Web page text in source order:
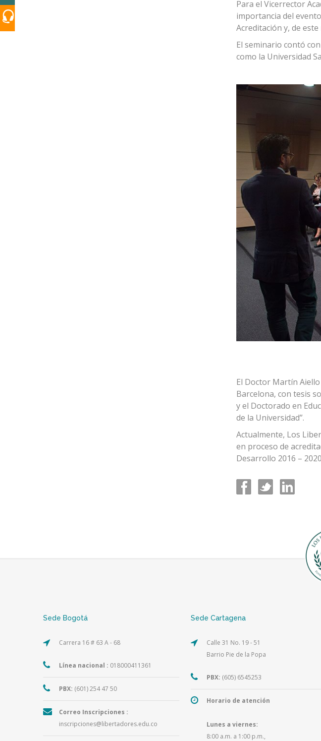
Para el Vicerrector
importancia del
Acreditación y, de
El seminario contó
como la Universidad
El Doctor Martín
Barcelona, con tesis
y el Doctorado en
de la Universidad”.
Actualmente, Los
en proceso de
Desarrollo 2016 –
Sede Bogotá
Carrera 16 # 63 A - 68
Línea nacional : 018000411361
PBX: (601) 254 47 50
Correo Inscripciones :
inscripciones@libertadores.edu.co
Sede Cartagena
Calle 31 No. 19 - 51
Barrio Pie de la Popa
PBX: (605) 6545253
Horario de atención
Lunes a viernes:
8:00 a.m. a 1:00 p.m.,